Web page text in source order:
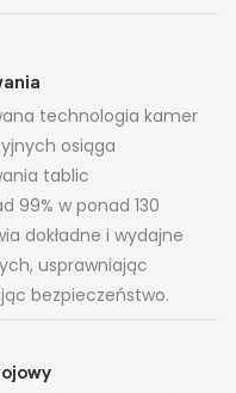
technologia kamer
osiąga
tablic
99% w ponad 130
dokładne i wydajne
usprawniając
bezpieczeństwo.